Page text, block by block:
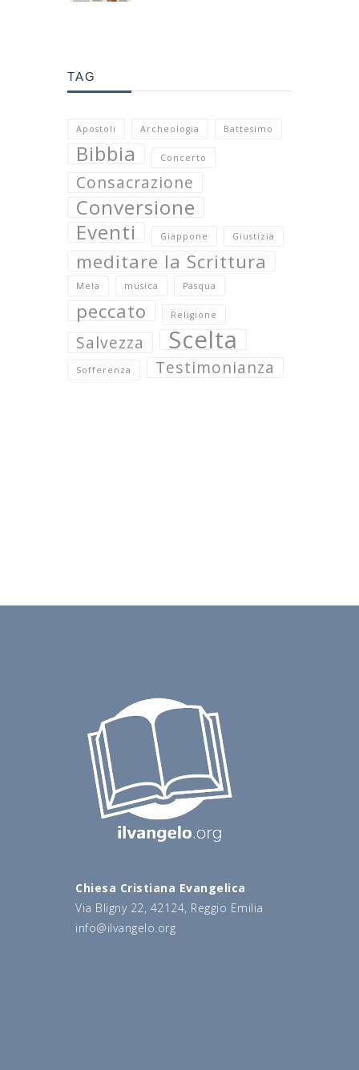
TAG
Apostoli Archeologia Battesimo
Bibbia Concerto
Consacrazione
Conversione
Eventi
Giappone Giustizia
meditare la Scrittura
Mela musica Pasqua
peccato Religione
Salvezza Scelta
Sofferenza Testimonianza
Chiesa Cristiana Evangelica
Via Bligny 22, 42124, Reggio Emilia
info@ilvangelo.org